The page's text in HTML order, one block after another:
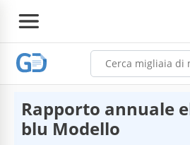
Rapporto annuale
blu Modello